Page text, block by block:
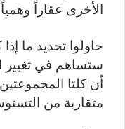
الأخرى عقاراً
حاولوا تحديد ما
ستساهم في تغيير
أن كلتا
متقاربة من